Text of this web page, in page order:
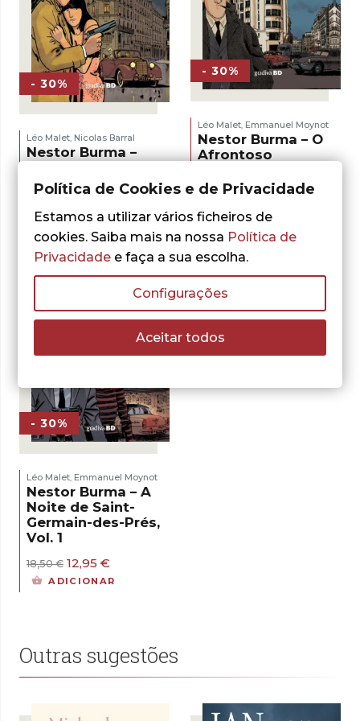
- 30%
Léo Malet Nicolas Barral
Nestor Burma –
Ossada, Vol. 4
18,50
preço
original
era:
18,50 €.
preço
atual
12,95 €.
- 30%
Léo Malet, Emmanuel Moynot
Nestor Burma – O
Afrontoso
Monceau, Vol. 3
18,50€
preço
original
era:
18,50 €.
12,95
atual
- 30%
Léo Malet Emmanuel Moynot
Nestor Burma – A
Noite de Saint-
Germain-des-Prés,
Vol. 1
18,50€ O
preço
12,95 €
preço
ADICIONAR
Outras sugestões
Política de Cookies e de Privacidade
Estamos a utilizar vários ficheiros de
cookies. Saiba mais na nossa Política de
Privacidade e faça a sua escolha.
Configurações
Aceitar todos